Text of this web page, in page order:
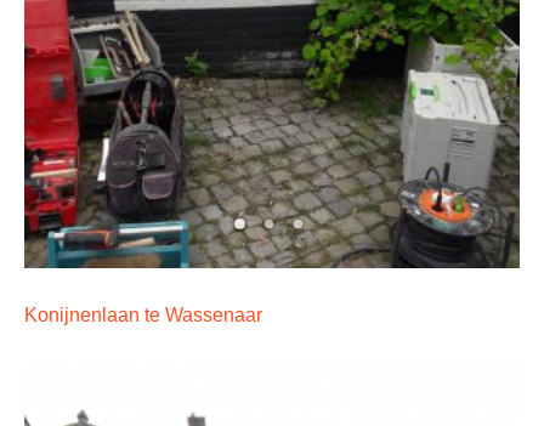
Konijnenlaan te Wassenaar